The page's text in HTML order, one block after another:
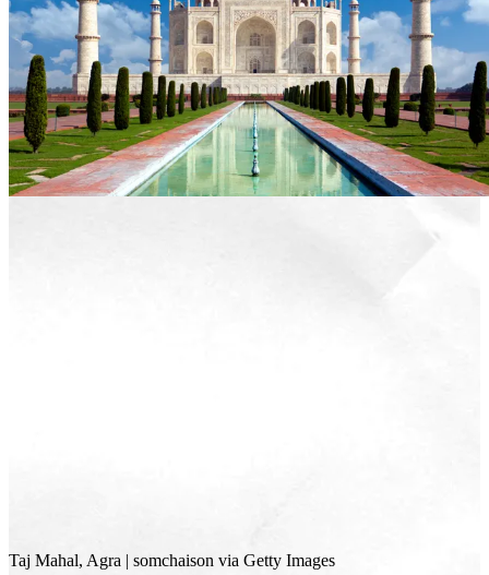
Taj Mahal, Agra | somchaison via Getty Images